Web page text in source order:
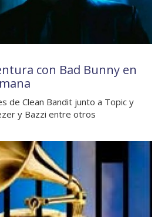
con Bad Bunny en
de Clean Bandit junto a Topic y
y Bazzi entre otros